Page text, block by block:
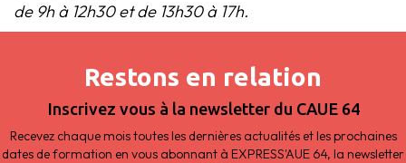
de 9h à 12h30 et de 13h30 à 17h.
Restons en relation
Inscrivez vous à la newsletter du CAUE 64
Recevez chaque mois toutes les dernières actualités et les prochaines
dates de formation en vous abonnant à EXPRESS'AUE 64, la newsletter